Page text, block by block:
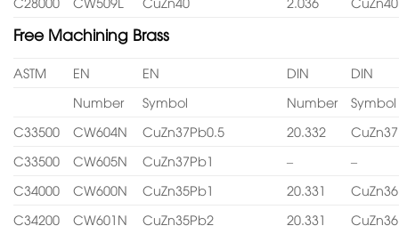
Free Machining Brass
ASTM EN EN DIN
DIN
Number
Symbol Number
Symbol
C33500
CW604N CuZn37Pb0.5 20.332
C33500
CW605N CuZn37Pb1 –
–
C34000
CW600N CuZn35Pb1 20.331
C34200
CW601N CuZn35Pb2 20.331